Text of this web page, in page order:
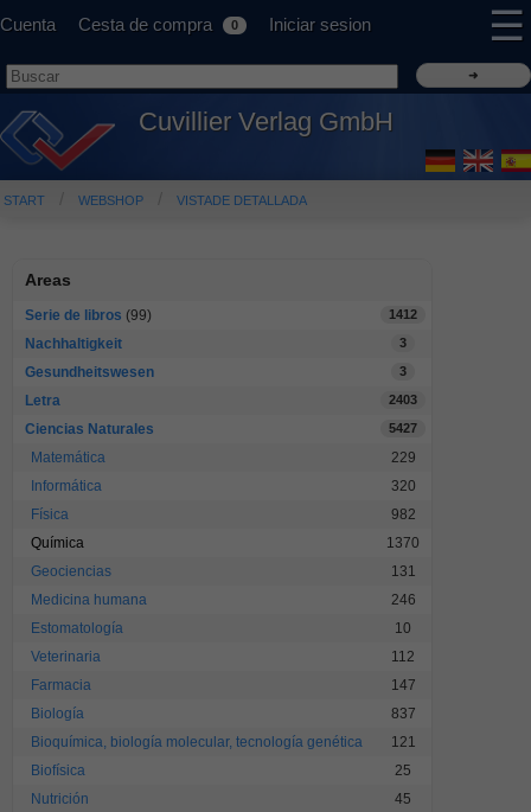
Cuenta Cesta de compra 0 Iniciar sesion ☰
Cuvillier Verlag GmbH
START WEBSHOP VISTADE DETALLADA
Areas
Serie de libros (99) 1412
Nachhaltigkeit 3
Gesundheitswesen 3
Letra 2403
Ciencias Naturales 5427
Matemática
229
Informática
320
Física
982
Química
1370
Geociencias
131
Medicina humana
246
Estomatología
10
Veterinaria
112
Farmacia
147
Biología
837
Bioquímica, biología molecular, tecnología genética
121
Biofísica
25
Nutrición
45